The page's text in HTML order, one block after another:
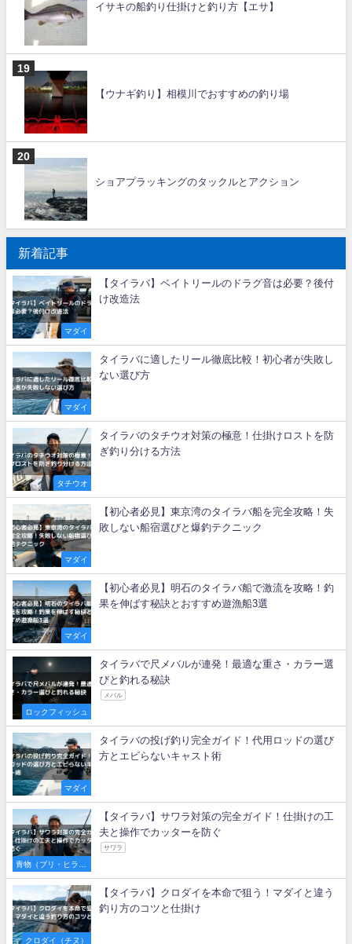
イサキの船釣り仕掛けと釣り方【エサ】
【ウナギ釣り】相模川でおすすめの釣り場
ショアプラッキングのタックルとアクション
新着記事
マダイ
【タイラバ】ベイトリールのドラグ音は必要？後付
け改造法
マダイ
タイラバに適したリール徹底比較！初心者が失敗し
ない選び方
タチウオ
タイラバのタチウオ対策の極意！仕掛けロストを防
ぎ釣り分ける方法
マダイ
【初心者必見】東京湾のタイラバ船を完全攻略！失
敗しない船宿選びと爆釣テクニック
マダイ
【初心者必見】明石のタイラバ船で激流を攻略！釣
果を伸ばす秘訣とおすすめ遊漁船3選
ロックフィッシュ
タイラバで尺メバルが連発！最適な重さ・カラー選
びと釣れる秘訣
メバル
マダイ
タイラバの投げ釣り完全ガイド！代用ロッドの選び
方とエビらないキャスト術
青物（ブリ・ヒラマ
【タイラバ】サワラ対策の完全ガイド！仕掛けの工
夫と操作でカッターを防ぐ
サワラ
クロダイ（チヌ）
【タイラバ】クロダイを本命で狙う！マダイと違う
釣り方のコツと仕掛け